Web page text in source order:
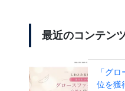
最近のコンテン
「グ
位を獲